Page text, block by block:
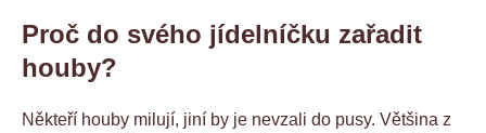
Proč do svého jídelníčku zařadit
houby?
Někteří houby milují, jiní by je nevzali do pusy. Většina z